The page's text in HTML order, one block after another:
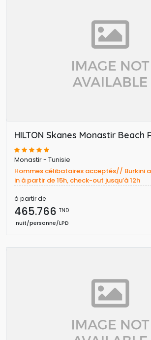
HILTON Skanes Monastir Beach
Monastir - Tunisie
Hommes célibataires acceptés// Burkini
in à partir de 15h, check-out jusqu’à 12h
à partir de
465.766 TND
nuit/personne/LPD